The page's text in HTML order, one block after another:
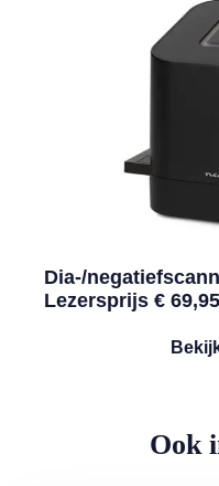
Dia-/
Lezersprijs € 69,95
Ook